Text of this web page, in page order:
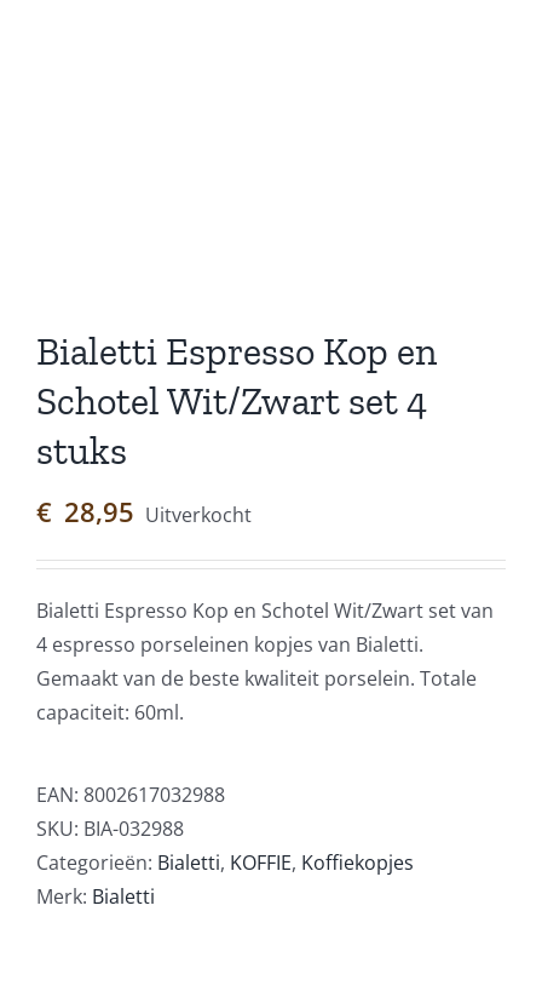
Bialetti Espresso Kop en
Schotel Wit/Zwart set 4
stuks
€ 28,95 Uitverkocht
Bialetti Espresso Kop en Schotel Wit/Zwart set van
4 espresso porseleinen kopjes van Bialetti.
Gemaakt van de beste kwaliteit porselein. Totale
capaciteit: 60ml.
EAN: 8002617032988
SKU: BIA-032988
Categorieën: Bialetti, KOFFIE, Koffiekopjes
Merk: Bialetti